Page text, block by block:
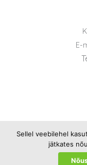
E-
Sellel veebilehel
jätkates